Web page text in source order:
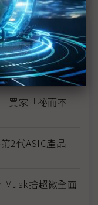
田示警全球AI基
買家「祕而不
2代ASIC產品
捨超微全面